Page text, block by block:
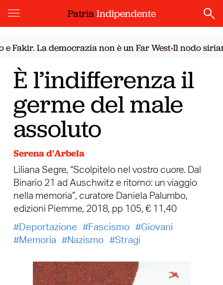
PatriaIndipendente
La democrazia non è un Far West•Il nodo siriano. Il
È l’indifferenza il
germe del male
assoluto
Serena d'Arbela
Liliana Segre, “Scolpitelo nel vostro cuore. Dal
Binario 21 ad Auschwitz e ritorno: un viaggio
nella memoria”, curatore Daniela Palumbo,
edizioni Piemme, 2018, pp 105, € 11,40
Deportazione
Fascismo
Giovani
Memoria
Nazismo Stragi